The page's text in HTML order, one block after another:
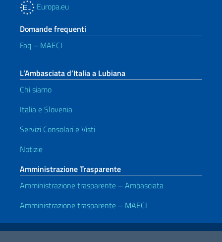
Europa.eu
Domande frequenti
Faq – MAECI
L’Ambasciata d’Italia a Lubiana
Chi siamo
Italia e Slovenia
Servizi Consolari e Visti
Notizie
Amministrazione Trasparente
Amministrazione trasparente – Ambasciata
Amministrazione trasparente – MAECI
Link Utili